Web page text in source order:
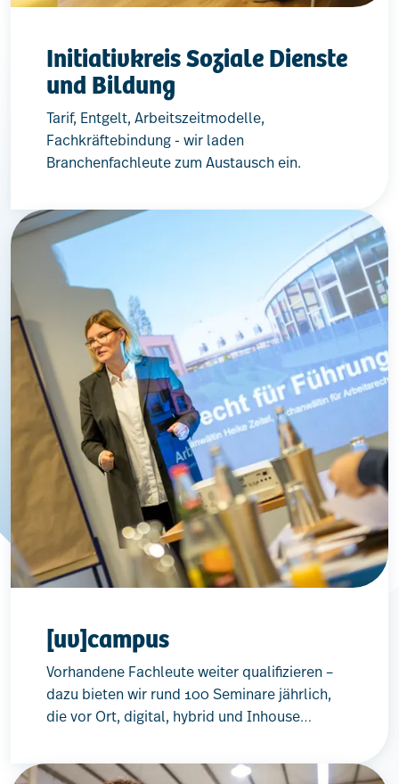
Initiativkreis Soziale Dienste
und Bildung
Tarif, Entgelt, Arbeitszeitmodelle,
Fachkräftebindung - wir laden
Branchenfachleute zum Austausch ein.
[uv]campus
Vorhandene Fachleute weiter qualifizieren –
dazu bieten wir rund 100 Seminare jährlich,
die vor Ort, digital, hybrid und Inhouse